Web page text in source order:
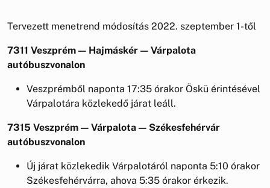
Tervezett menetrend módosítás 2022. szeptember 1-től
7311 Veszprém — Hajmáskér — Várpalota
autóbuszvonalon
Veszprémből naponta 17:35 órakor Öskü érintésével
Várpalotára közlekedő járat leáll.
7315 Veszprém — Várpalota — Székesfehérvár
autóbuszvonalon
Új járat közlekedik Várpalotáról naponta 5:10 órakor
Székesfehérvárra, ahova 5:35 órakor érkezik.